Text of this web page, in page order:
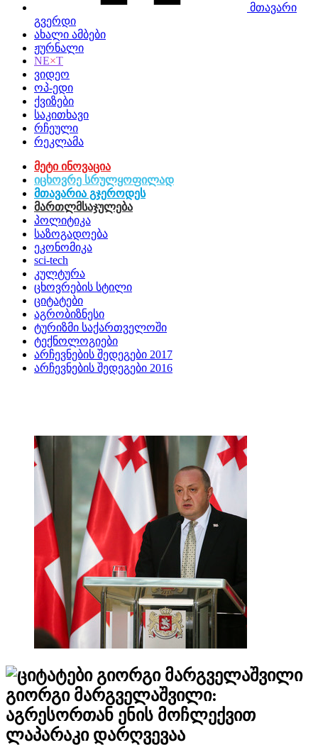
მთავარი
გვერდი
ახალი ამბები
ჟურნალი
NE×T
ვიდეო
ოპ-ედი
ქვიზები
საკითხავი
რჩეული
რეკლამა
მეტი ინოვაცია
იცხოვრე სრულყოფილად
მთავარია გჯეროდეს
მართლმსაჯულება
პოლიტიკა
საზოგადოება
ეკონომიკა
sci-tech
კულტურა
ცხოვრების სტილი
ციტატები
აგრობიზნესი
ტურიზმი საქართველოში
ტექნოლოგიები
არჩევნების შედეგები 2017
არჩევნების შედეგები 2016
გიორგი მარგველაშვილი
გიორგი მარგველაშვილი:
აგრესორთან ენის მოჩლექვით
ლაპარაკი დარღვევაა